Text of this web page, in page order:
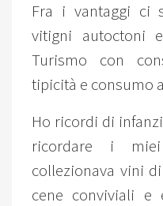
Fra i vantaggi ci
vitigni autoctoni
Turismo con
tipicità e consumo
Ho ricordi di
ricordare i
collezionava vini
cene conviviali e